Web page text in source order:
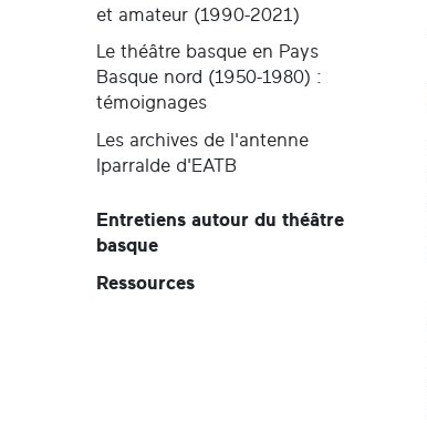
et amateur (1990-2021)
Le théâtre basque en Pays
Basque nord (1950-1980) :
témoignages
Les archives de l'antenne
Iparralde d'EATB
Entretiens autour du théâtre
basque
Ressources